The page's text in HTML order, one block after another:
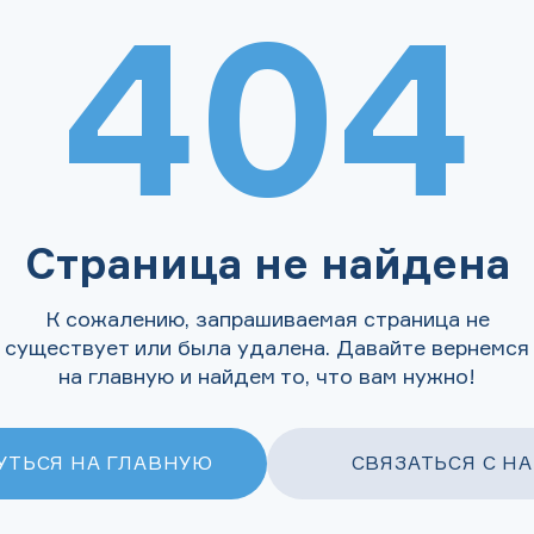
404
Страница не найдена
К сожалению, запрашиваемая страница не
существует или была удалена. Давайте вернемся
на главную и найдем то, что вам нужно!
НА ГЛАВНУЮ СВЯЗАТЬСЯ С